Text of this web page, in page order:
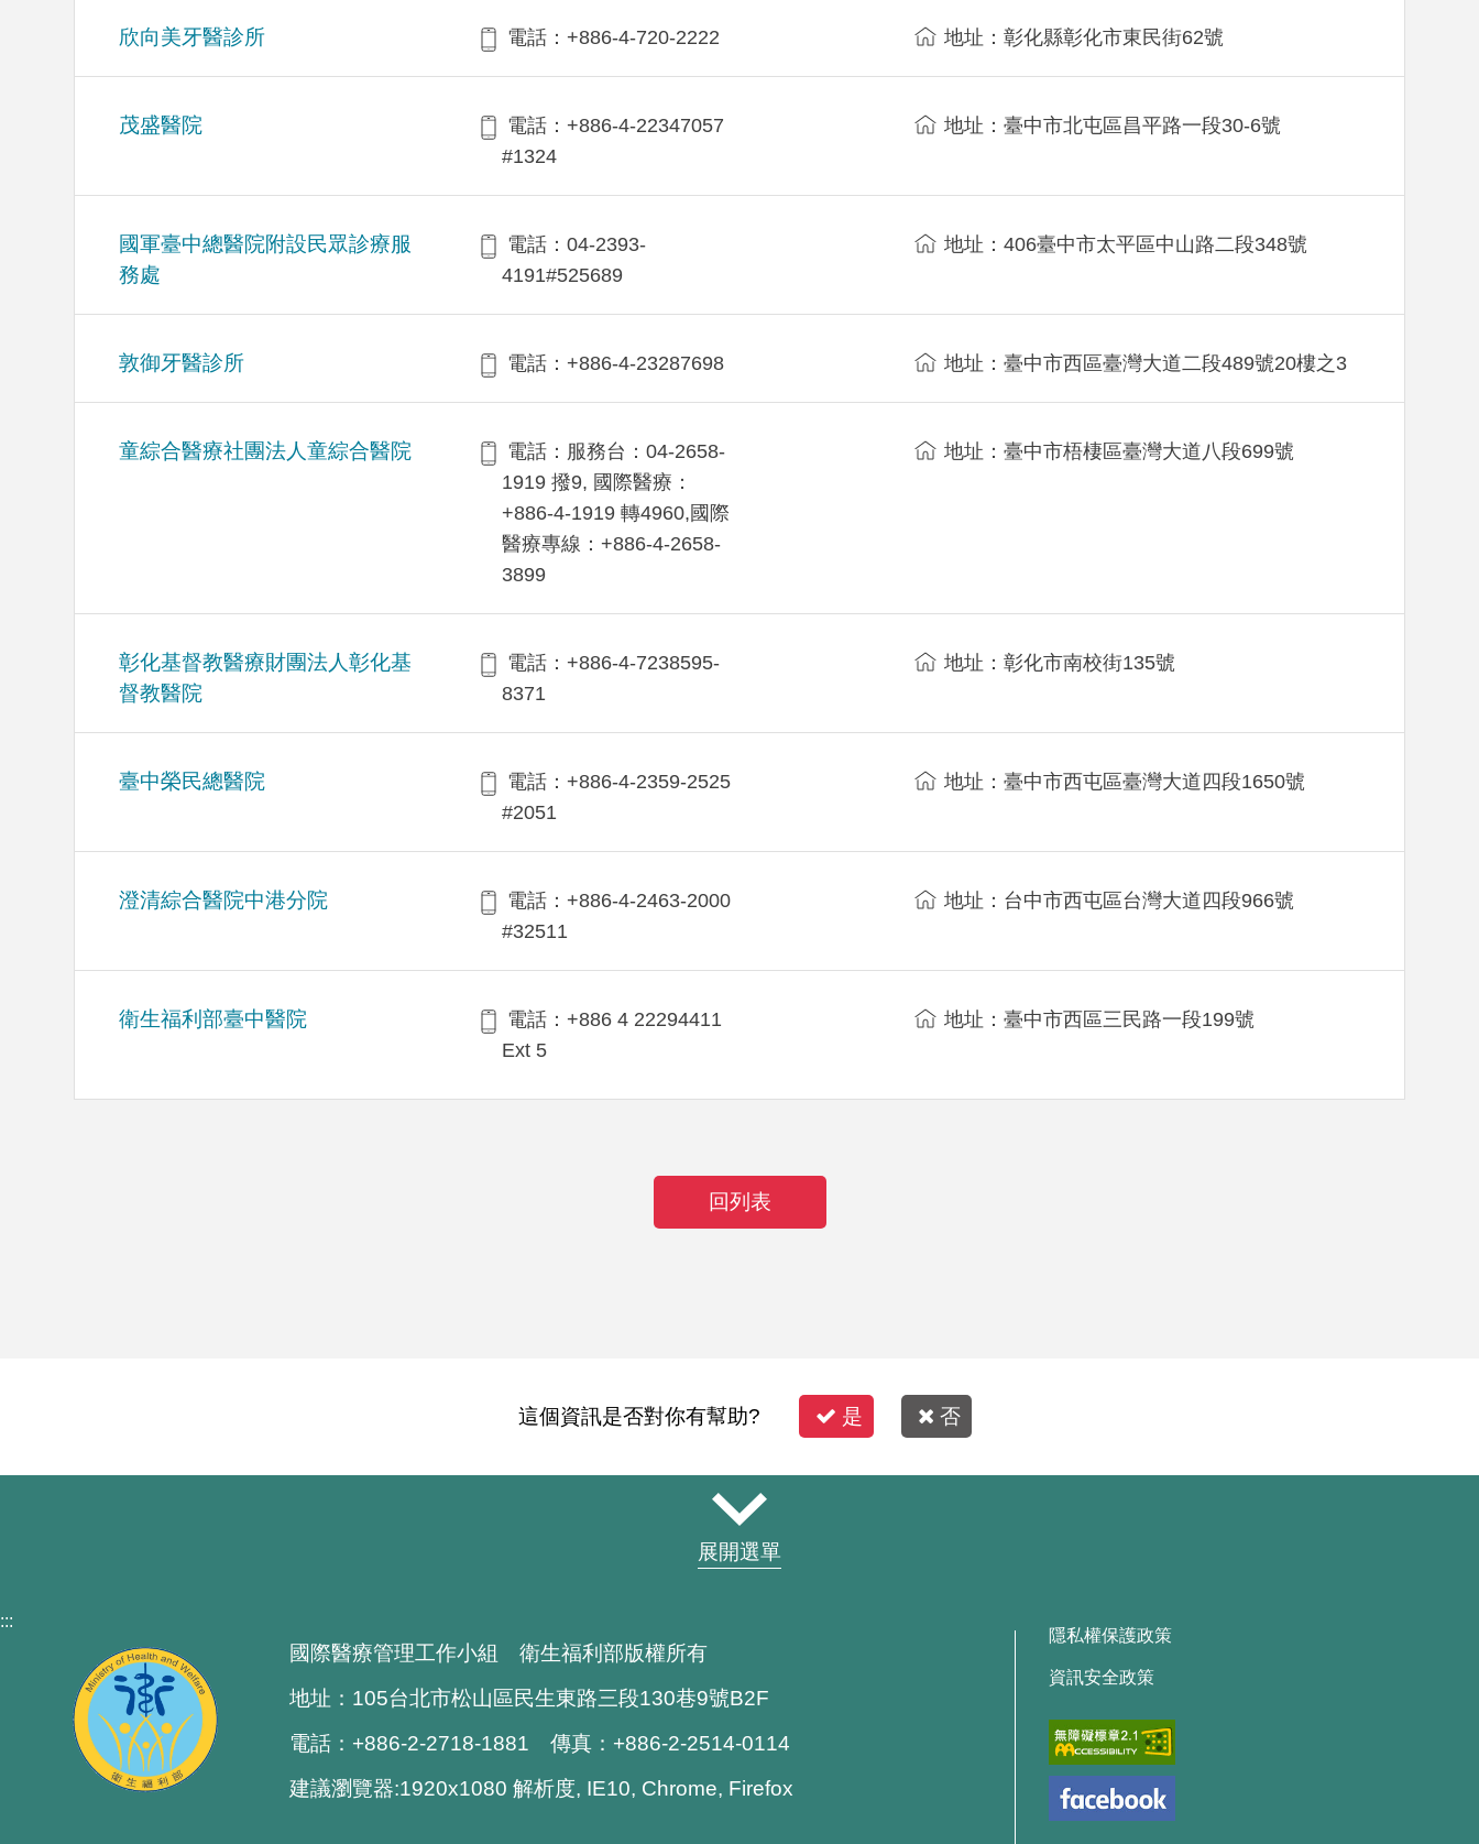
欣向美牙醫診所 電話：+886-4-720-2222 地址：彰化縣彰化市東民街62號
茂盛醫院
電話：+886-4-22347057
#1324
地址：臺中市北屯區昌平路一段30-6號
國軍臺中總醫院附設民眾診療服
務處
電話：04-2393-
4191#525689
地址：406臺中市太平區中山路二段348號
敦御牙醫診所 電話：+886-4-23287698 地址：臺中市西區臺灣大道二段489號20樓之3
童綜合醫療社團法人童綜合醫院
電話：服務台：04-2658-
1919 撥9, 國際醫療：
+886-4-1919 轉4960,國際
醫療專線：+886-4-2658-
3899
地址：臺中市梧棲區臺灣大道八段699號
彰化基督教醫療財團法人彰化基
督教醫院
電話：+886-4-7238595-
8371
地址：彰化市南校街135號
臺中榮民總醫院
電話：+886-4-2359-2525
#2051
地址：臺中市西屯區臺灣大道四段1650號
澄清綜合醫院中港分院
電話：+886-4-2463-2000
#32511
地址：台中市西屯區台灣大道四段966號
衛生福利部臺中醫院
電話：+886 4 22294411
Ext 5
地址：臺中市西區三民路一段199號
回列表
這個資訊是否對你有幫助? 是 否
展開選單
:::
國際醫療管理工作小組 衛生福利部版權所有
地址：105台北市松山區民生東路三段130巷9號B2F
電話：+886-2-2718-1881 傳真：+886-2-2514-0114
建議瀏覽器:1920x1080 解析度, IE10, Chrome, Firefox
隱私權保護政策
資訊安全政策